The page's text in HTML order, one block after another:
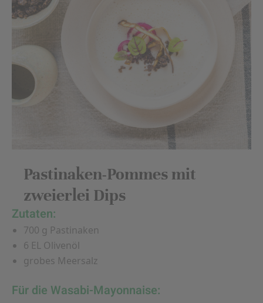
Pastinaken-Pommes mit
zweierlei Dips
Zutaten:
700 g Pastinaken
6 EL Olivenöl
grobes Meersalz
Für die Wasabi-Mayonnaise: